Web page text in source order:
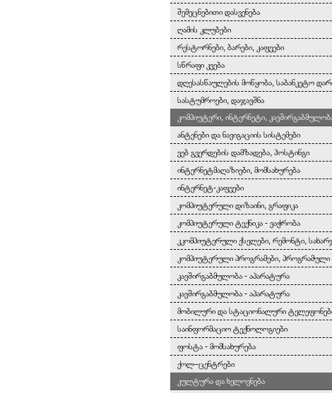
შემეცნებითი დასვენება
ღამის კლუბები
რესტორნები, ბარები, კაფეები
სწრაფი კვება
დღესასწაულების მოწყობა, საბანკეტო
სასტუმროები, დაჯავშნა
კომპიუტერი, ინტერნეტი,
ანტენები და ნავიგაციის სისტემები
ვებ გვერდების დამზადება, ჰოსტინგი
ინტერნეტმაღაზიები, მომსახურება
ინტერნეტ-კაფეები
კომპიუტერული დიზაინი, გრაფიკა
კომპიუტერული ტექნიკა - ვაჭრობა
კკომპიუტერული ქსელები, რემონტი,
კომპიუტერული პროგრამები, პროგრამული
კავშირგაბმულობა - აპარატურა
კავშირგაბმულობა - აპარატურა
მობილური და სტაციონალური
საინფორმაციო ტექნოლოგიები
ფოსტა - მომსახურება
ქოლ–ცენტრები
კულტურა და ხელოვნება